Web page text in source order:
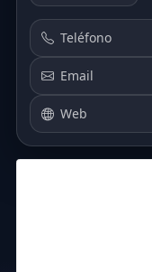
Teléfono
Email
Web